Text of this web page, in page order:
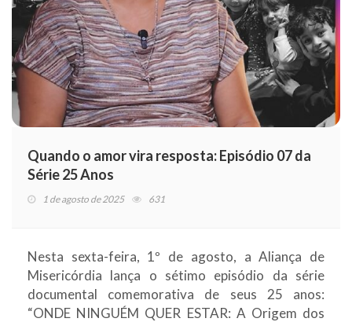
Quando o amor vira resposta: Episódio 07 da
Série 25 Anos
1 de agosto de 2025 631
Nesta sexta-feira, 1º de agosto, a Aliança de
Misericórdia lança o sétimo episódio da série
documental comemorativa de seus 25 anos:
“ONDE NINGUÉM QUER ESTAR: A Origem dos